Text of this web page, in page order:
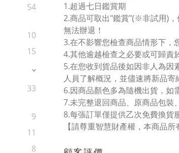
54
10
15
33
9
11
8
1.超過七日鑑賞期
2.商品可取出"鑑賞"(※非試用)，
無法辦退！
3.在不影響您檢查商品情形下，
4.其他逾越檢查之必要或可歸責
5.在您收到貨品後如因非人為因
人員了解概況，並儘速將新品寄
6.因商品顏色多為隨機出貨，如
7.未完整退回商品、原商品包裝
8.每張訂單僅提供乙次免費換貨
【請尊重智慧財產權，本商品